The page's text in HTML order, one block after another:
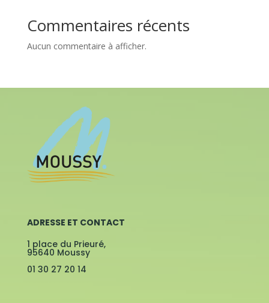
Commentaires récents
Aucun commentaire à afficher.
ADRESSE ET CONTACT
1 place du Prieuré,
95640 Moussy
01 30 27 20 14